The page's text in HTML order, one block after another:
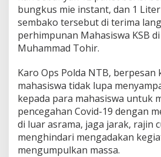
B
bungkus mie instant, dan 1
sembako tersebut di terima
perhimpunan Mahasiswa KSB
Muhammad Tohir.
Karo Ops Polda NTB, berpesan
mahasiswa tidak lupa
kepada para mahasiswa untuk
pencegahan Covid-19 dengan
di luar asrama, jaga jarak, rajin
menghindari mengadakan
mengumpulkan massa.